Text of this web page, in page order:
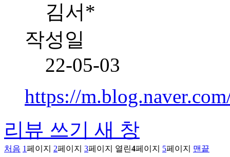
김서*
작성일
22-05-03
https://
리뷰 쓰기 새 창
처음 1페이지 2페이지 3페이지 열린4페이지 5페이지 맨끝